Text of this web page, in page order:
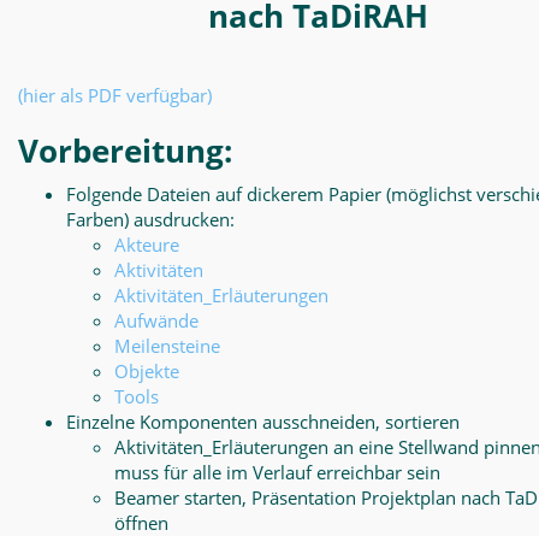
nach TaDiRAH
(hier als PDF verfügbar)
Vorbereitung:
Folgende Dateien auf dickerem Papier (möglichst
Farben) ausdrucken:
Akteure
Aktivitäten
Aktivitäten_Erläuterungen
Aufwände
Meilensteine
Objekte
Tools
Einzelne Komponenten ausschneiden, sortieren
Aktivitäten_Erläuterungen an eine Stellwand
muss für alle im Verlauf erreichbar sein
Beamer starten, Präsentation Projektplan nach
öffnen